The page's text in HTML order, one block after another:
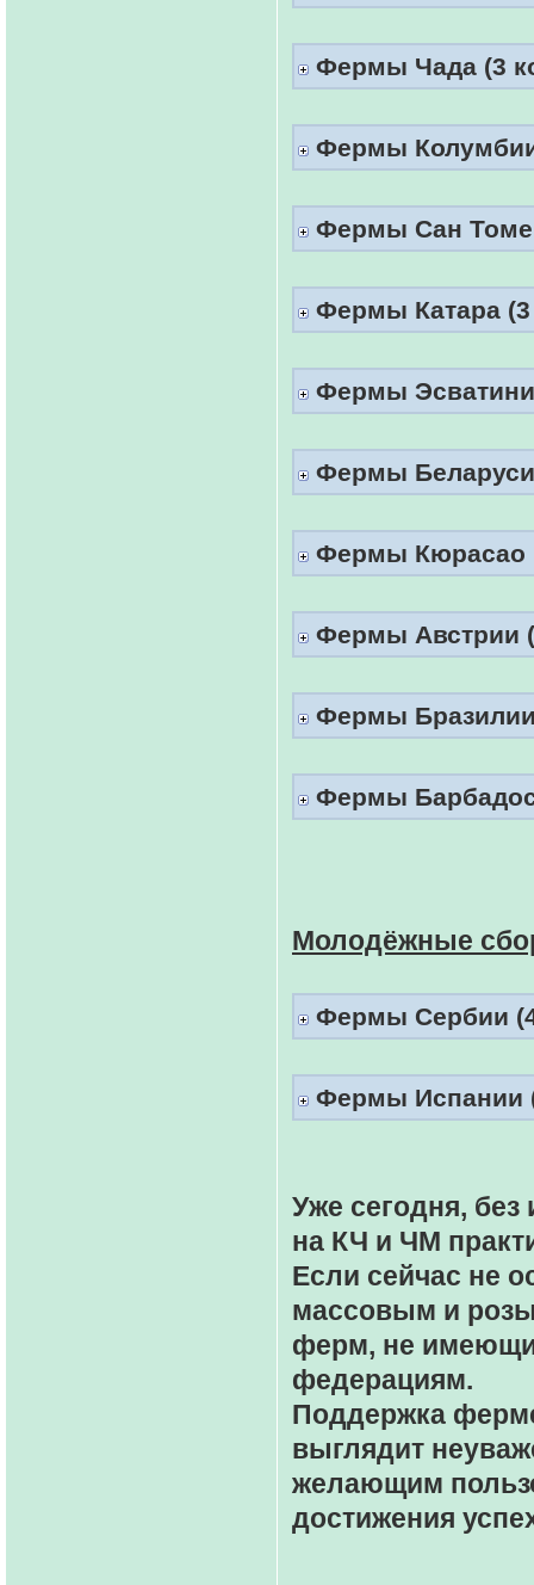
Фермы Чада (3
Фермы
Фермы Сан Томе
Фермы Катара
Фермы
Фермы
Фермы Кюрасао
Фермы Австрии
Фермы Бразилии
Фермы
Молодёжные
Фермы Сербии
Фермы Испании
Уже сегодня,
на КЧ и ЧМ
Если сейчас не
массовым и
ферм, не
федерациям.
Поддержка
выглядит
желающим
достижения